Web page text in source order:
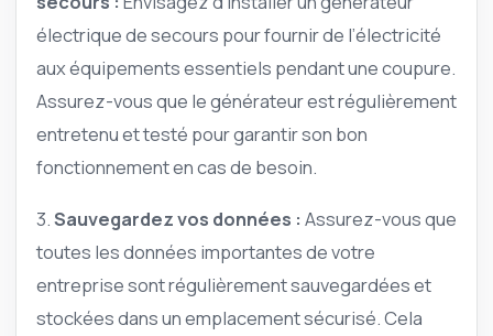
électrique de secours pour fournir de l’électricité
aux équipements essentiels pendant une coupure.
Assurez-vous que le générateur est régulièrement
entretenu et testé pour garantir son bon
fonctionnement en cas de besoin.
3.Sauvegardez vos données : Assurez-vous que
toutes les données importantes de votre
entreprise sont régulièrement sauvegardées et
stockées dans un emplacement sécurisé. Cela